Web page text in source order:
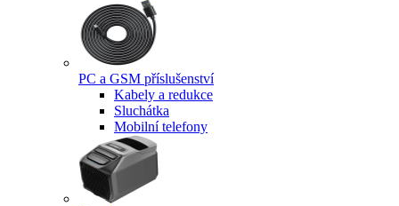
PC a GSM příslušenství
Kabely a redukce
Sluchátka
Mobilní telefony